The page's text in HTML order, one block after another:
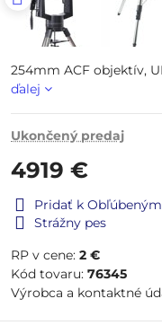
254mm ACF objektív,
ďalej
Ukončený predaj
4919 €
Pridať k Obľúbeným
Strážny pes
RP v cene: 2 €
Kód tovaru: 76345
Výrobca a kontaktné